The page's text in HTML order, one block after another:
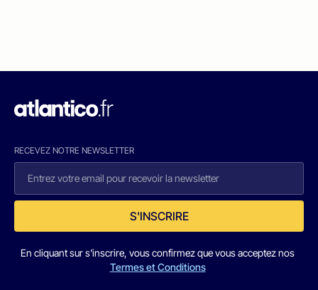
RECEVEZ NOTRE NEWSLETTER
S'INSCRIRE
En cliquant sur s'inscrire, vous confirmez que vous acceptez nos
Termes et Conditions